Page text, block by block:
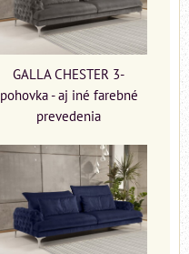
GALLA CHESTER 3-
pohovka - aj iné farebné
prevedenia